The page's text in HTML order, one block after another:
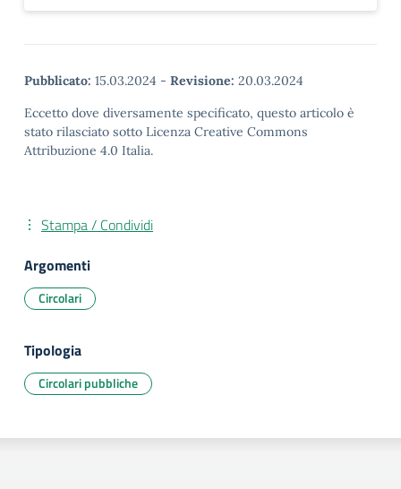
Pubblicato: 15.03.2024 - Revisione: 20.03.2024
Eccetto dove diversamente specificato, questo articolo è
stato rilasciato sotto Licenza Creative Commons
Attribuzione 4.0 Italia.
Stampa / Condividi
Argomenti
Circolari
Tipologia
Circolari pubbliche